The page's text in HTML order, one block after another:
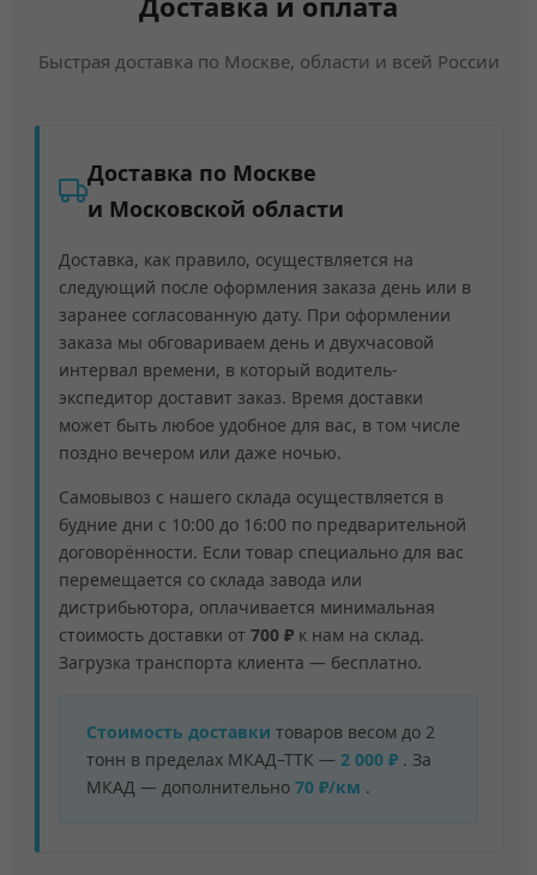
Быстрая доставка по Москве, области и всей России
Доставка по Москве
и Московской области
Доставка, как правило, осуществляется на
следующий после оформления заказа день или в
заранее согласованную дату. При оформлении
заказа мы обговариваем день и двухчасовой
интервал времени, в который водитель-
экспедитор доставит заказ. Время доставки
может быть любое удобное для вас, в том числе
поздно вечером или даже ночью.
Самовывоз с нашего склада осуществляется в
будние дни с 10:00 до 16:00 по предварительной
договорённости. Если товар специально для вас
перемещается со склада завода или
дистрибьютора, оплачивается минимальная
стоимость доставки от 700 ₽ к нам на склад.
Загрузка транспорта клиента — бесплатно.
Стоимость доставки товаров весом до 2
тонн в пределах МКАД–ТТК — 2 000 ₽ . За
МКАД — дополнительно 70 ₽/км .